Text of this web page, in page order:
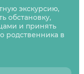
экскурсию,
обстановку,
и принять
родственника в